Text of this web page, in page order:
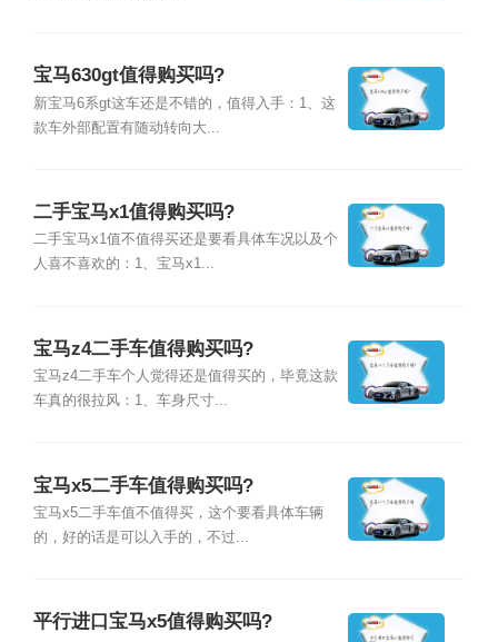
宝马630gt值得购买吗?
新宝马6系gt这车还是不错的，值得入手：1、这
款车外部配置有随动转向大...
二手宝马x1值得购买吗?
二手宝马x1值不值得买还是要看具体车况以及个
人喜不喜欢的：1、宝马x1...
宝马z4二手车值得购买吗?
宝马z4二手车个人觉得还是值得买的，毕竟这款
车真的很拉风：1、车身尺寸...
宝马x5二手车值得购买吗?
宝马x5二手车值不值得买，这个要看具体车辆
的，好的话是可以入手的，不过...
平行进口宝马x5值得购买吗?